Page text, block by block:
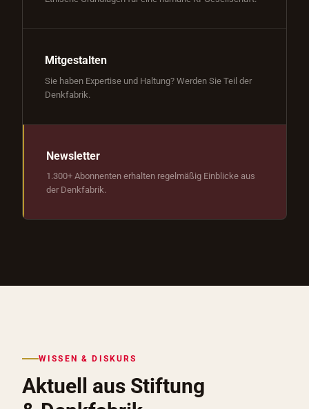
Mitgestalten
Sie haben Expertise und Haltung? Werden Sie Teil der
Denkfabrik.
Newsletter
1.300+ Abonnenten erhalten regelmäßig Einblicke aus
der Denkfabrik.
WISSEN & DISKURS
Aktuell aus Stiftung